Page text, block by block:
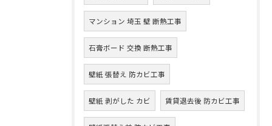
マンション 埼玉 壁 断熱工事
石膏ボード 交換 断熱工事
壁紙 張替え 防カビ工事
壁紙 剥がした カビ 賃貸退去後 防カビ工事